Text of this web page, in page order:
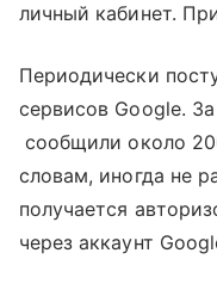
личный кабинет.
Периодически
сервисов Google.
сообщили около
словам, иногда не
получается
через аккаунт